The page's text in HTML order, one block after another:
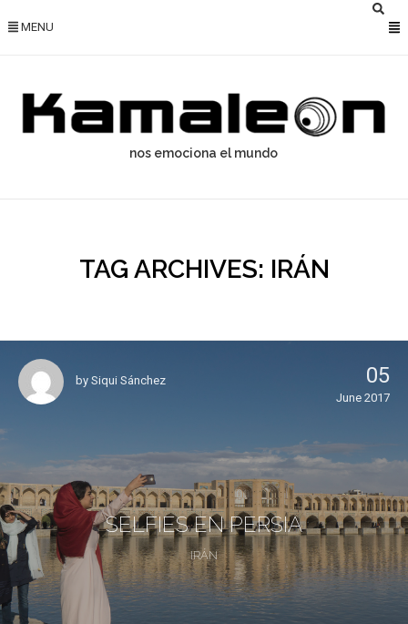
MENU
nos emociona el mundo
TAG ARCHIVES: IRÁN
by Siqui Sánchez 05
June 2017
SELFIES EN PERSIA
IRÁN